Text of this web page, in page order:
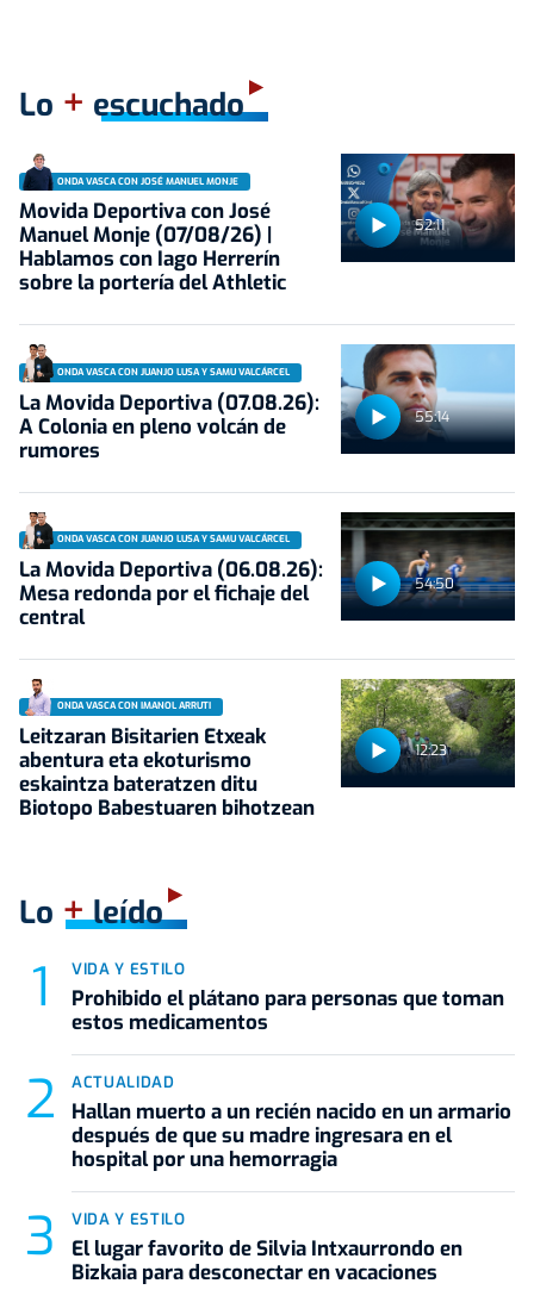
Lo + escuchado
52:11
ONDA VASCA CON JOSÉ MANUEL MONJE
Movida Deportiva con José
Manuel Monje (07/08/26) |
Hablamos con Iago Herrerín
sobre la portería del Athletic
55:14
ONDA VASCA CON JUANJO LUSA Y SAMU VALCÁRCEL
La Movida Deportiva (07.08.26):
A Colonia en pleno volcán de
rumores
54:50
ONDA VASCA CON JUANJO LUSA Y SAMU VALCÁRCEL
La Movida Deportiva (06.08.26):
Mesa redonda por el fichaje del
central
12:23
ONDA VASCA CON IMANOL ARRUTI
Leitzaran Bisitarien Etxeak
abentura eta ekoturismo
eskaintza bateratzen ditu
Biotopo Babestuaren bihotzean
Lo +leído
VIDA Y ESTILO
Prohibido el plátano para personas que toman
estos medicamentos
ACTUALIDAD
Hallan muerto a un recién nacido en un armario
después de que su madre ingresara en el
hospital por una hemorragia
VIDA Y ESTILO
El lugar favorito de Silvia Intxaurrondo en
Bizkaia para desconectar en vacaciones